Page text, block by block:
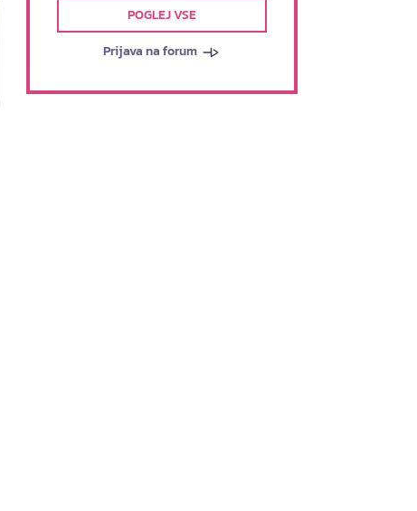
POGLEJ VSE
Prijava na forum